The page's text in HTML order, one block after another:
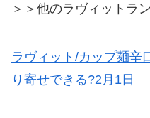
＞＞他のラヴィットラ
ラヴィット/カップ麺辛
り寄せできる?2月1日